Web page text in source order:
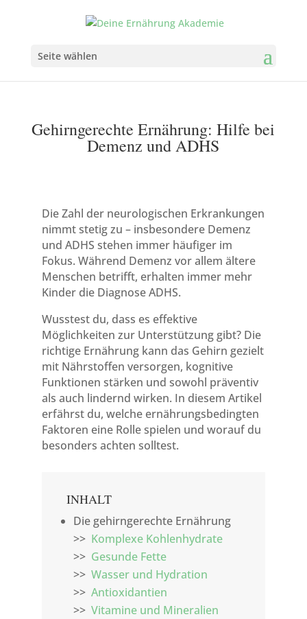
Seite wählen
Gehirngerechte Ernährung: Hilfe bei
Demenz und ADHS
Die Zahl der neurologischen Erkrankungen
nimmt stetig zu – insbesondere Demenz
und ADHS stehen immer häufiger im
Fokus. Während Demenz vor allem ältere
Menschen betrifft, erhalten immer mehr
Kinder die Diagnose ADHS.
Wusstest du, dass es effektive
Möglichkeiten zur Unterstützung gibt? Die
richtige Ernährung kann das Gehirn gezielt
mit Nährstoffen versorgen, kognitive
Funktionen stärken und sowohl präventiv
als auch lindernd wirken. In diesem Artikel
erfährst du, welche ernährungsbedingten
Faktoren eine Rolle spielen und worauf du
besonders achten solltest.
INHALT
Die gehirngerechte Ernährung
>> Komplexe Kohlenhydrate
>> Gesunde Fette
>> Wasser und Hydration
>> Antioxidantien
>> Vitamine und Mineralien